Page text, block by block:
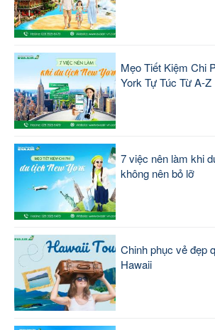
Mẹo Tiết Kiệm Chi
York Tự Túc Từ A-Z
7 việc nên làm khi
không nên bỏ lỡ
Chinh phục vẻ đẹp
Hawaii